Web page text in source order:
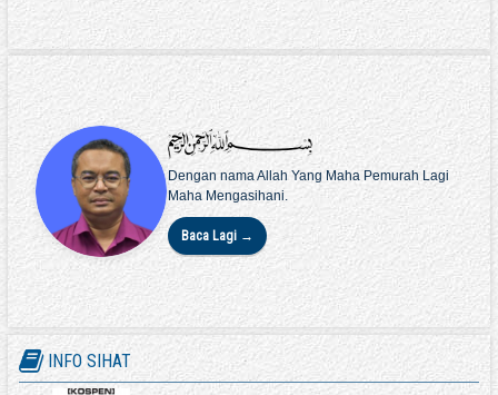
Dengan nama Allah Yang Maha Pemurah Lagi
Maha Mengasihani.
Baca Lagi →
INFO SIHAT